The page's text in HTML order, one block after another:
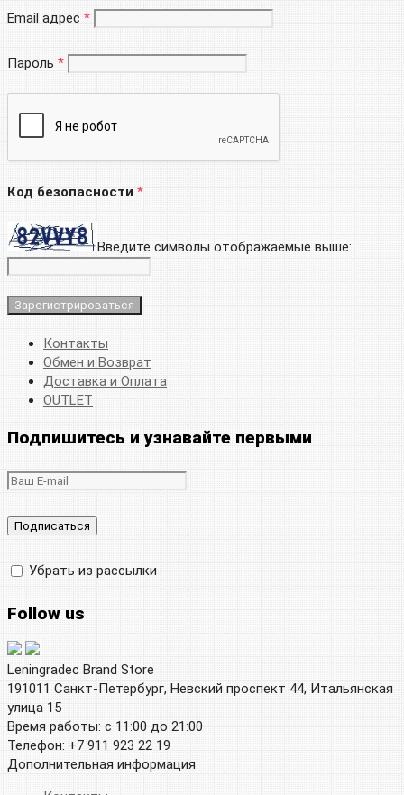
Email адрес *
Пароль *
Код безопасности *
Введите символы отображаемые выше:
Контакты
Обмен и Возврат
Доставка и Оплата
OUTLET
Подпишитесь и узнавайте первыми
Убрать из рассылки
Follow us
Leningradec Brand Store
191011 Санкт-Петербург, Невский проспект 44, Итальянская
улица 15
Время работы: с 11:00 до 21:00
Телефон: +7 911 923 22 19
Дополнительная информация